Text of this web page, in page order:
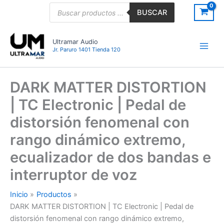
BUSCAR
Ultramar Audio
Jr. Paruro 1401 Tienda 120
DARK MATTER DISTORTION
| TC Electronic | Pedal de
distorsión fenomenal con
rango dinámico extremo,
ecualizador de dos bandas e
interruptor de voz
Inicio
Productos
DARK MATTER DISTORTION | TC Electronic | Pedal de
distorsión fenomenal con rango dinámico extremo,